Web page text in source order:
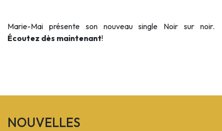
Marie-Mai présente son nouveau single Noir sur noir.
Écoutez dès maintenant!
NOUVELLES